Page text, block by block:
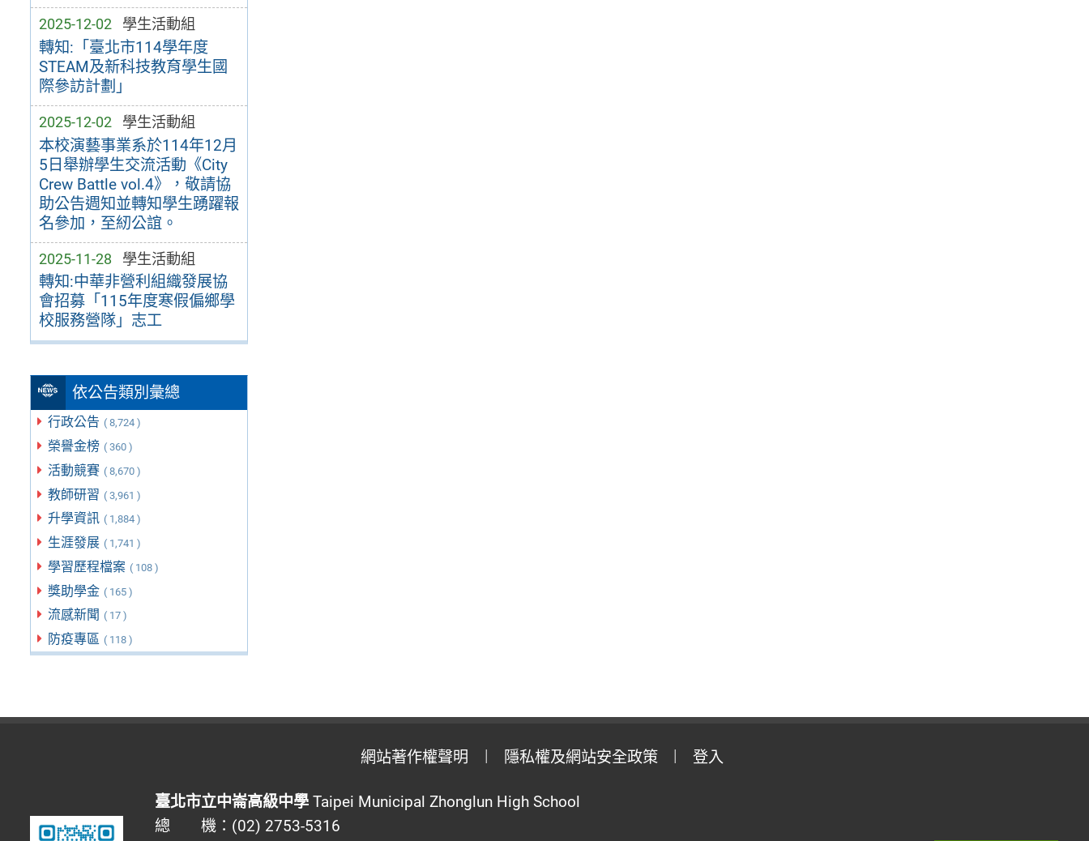
2025-12-02 學生活動組
轉知:「臺北市114學年度
STEAM及新科技教育學生國
際參訪計劃」
2025-12-02 學生活動組
本校演藝事業系於114年12月
5日舉辦學生交流活動《City
Crew Battle vol.4》，敬請協
助公告週知並轉知學生踴躍報
名參加，至紉公誼。
2025-11-28 學生活動組
轉知:中華非營利組織發展協
會招募「115年度寒假偏鄉學
校服務營隊」志工
依公告類別彙總
行政公告 ( 8,724 )
榮譽金榜 ( 360 )
活動競賽 ( 8,670 )
教師研習 ( 3,961 )
升學資訊 ( 1,884 )
生涯發展 ( 1,741 )
學習歷程檔案 ( 108 )
獎助學金 ( 165 )
流感新聞 ( 17 )
防疫專區 ( 118 )
網站著作權聲明 隱私權及網站安全政策 登入
臺北市立中崙高級中學Taipei Municipal Zhonglun High School
總 機：(02) 2753-5316